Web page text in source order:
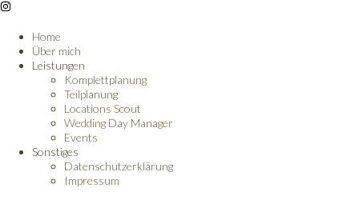
Home
Über mich
Leistungen
Komplettplanung
Teilplanung
Locations Scout
Wedding Day Manager
Events
Sonstiges
Datenschutzerklärung
Impressum